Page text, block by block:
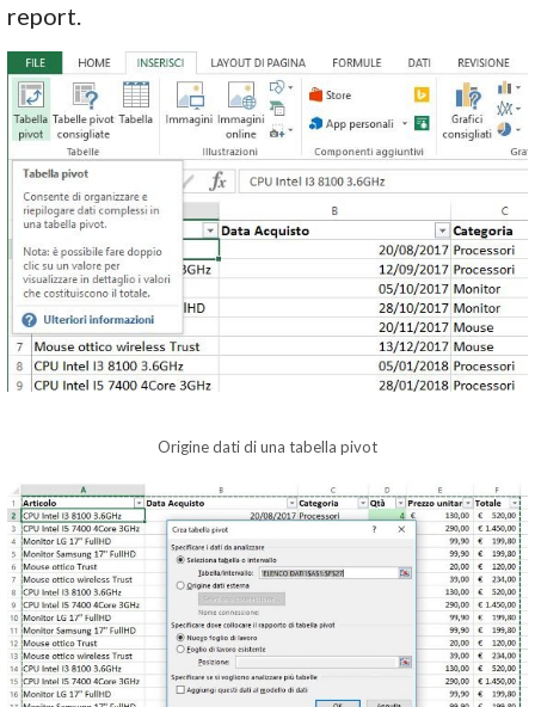
report.
Origine dati di una tabella pivot